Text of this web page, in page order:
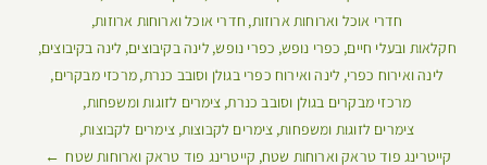
חדרי אוכל וארוחות ארוזות חדרי אוכל וארוחות ארוזות
חקלאות ובעלי חיים כפרי נופש כפרי נופש לינה בקיבוצים לינה בקיבוצים
לינה ואירוח כפרי לינה ואירוח כפרי בגולן וסובב כנרת מרכזי מבקרים
מרכזי מבקרים בגולן וסובב כנרת צימרים לזוגות ומשפחות
צימרים לזוגות ומשפחות צימרים לקבוצות צימרים לקבוצות
קייטרינג פוד טראק וארוחות שטח קייטרינג פוד טראק וארוחות שטח